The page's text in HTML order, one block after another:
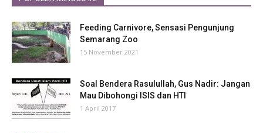
Feeding Carnivore, Sensasi Pengunjung
Semarang Zoo
15 November 2021
Soal Bendera Rasulullah, Gus Nadir: Jangan
Mau Dibohongi ISIS dan HTI
1 April 2017